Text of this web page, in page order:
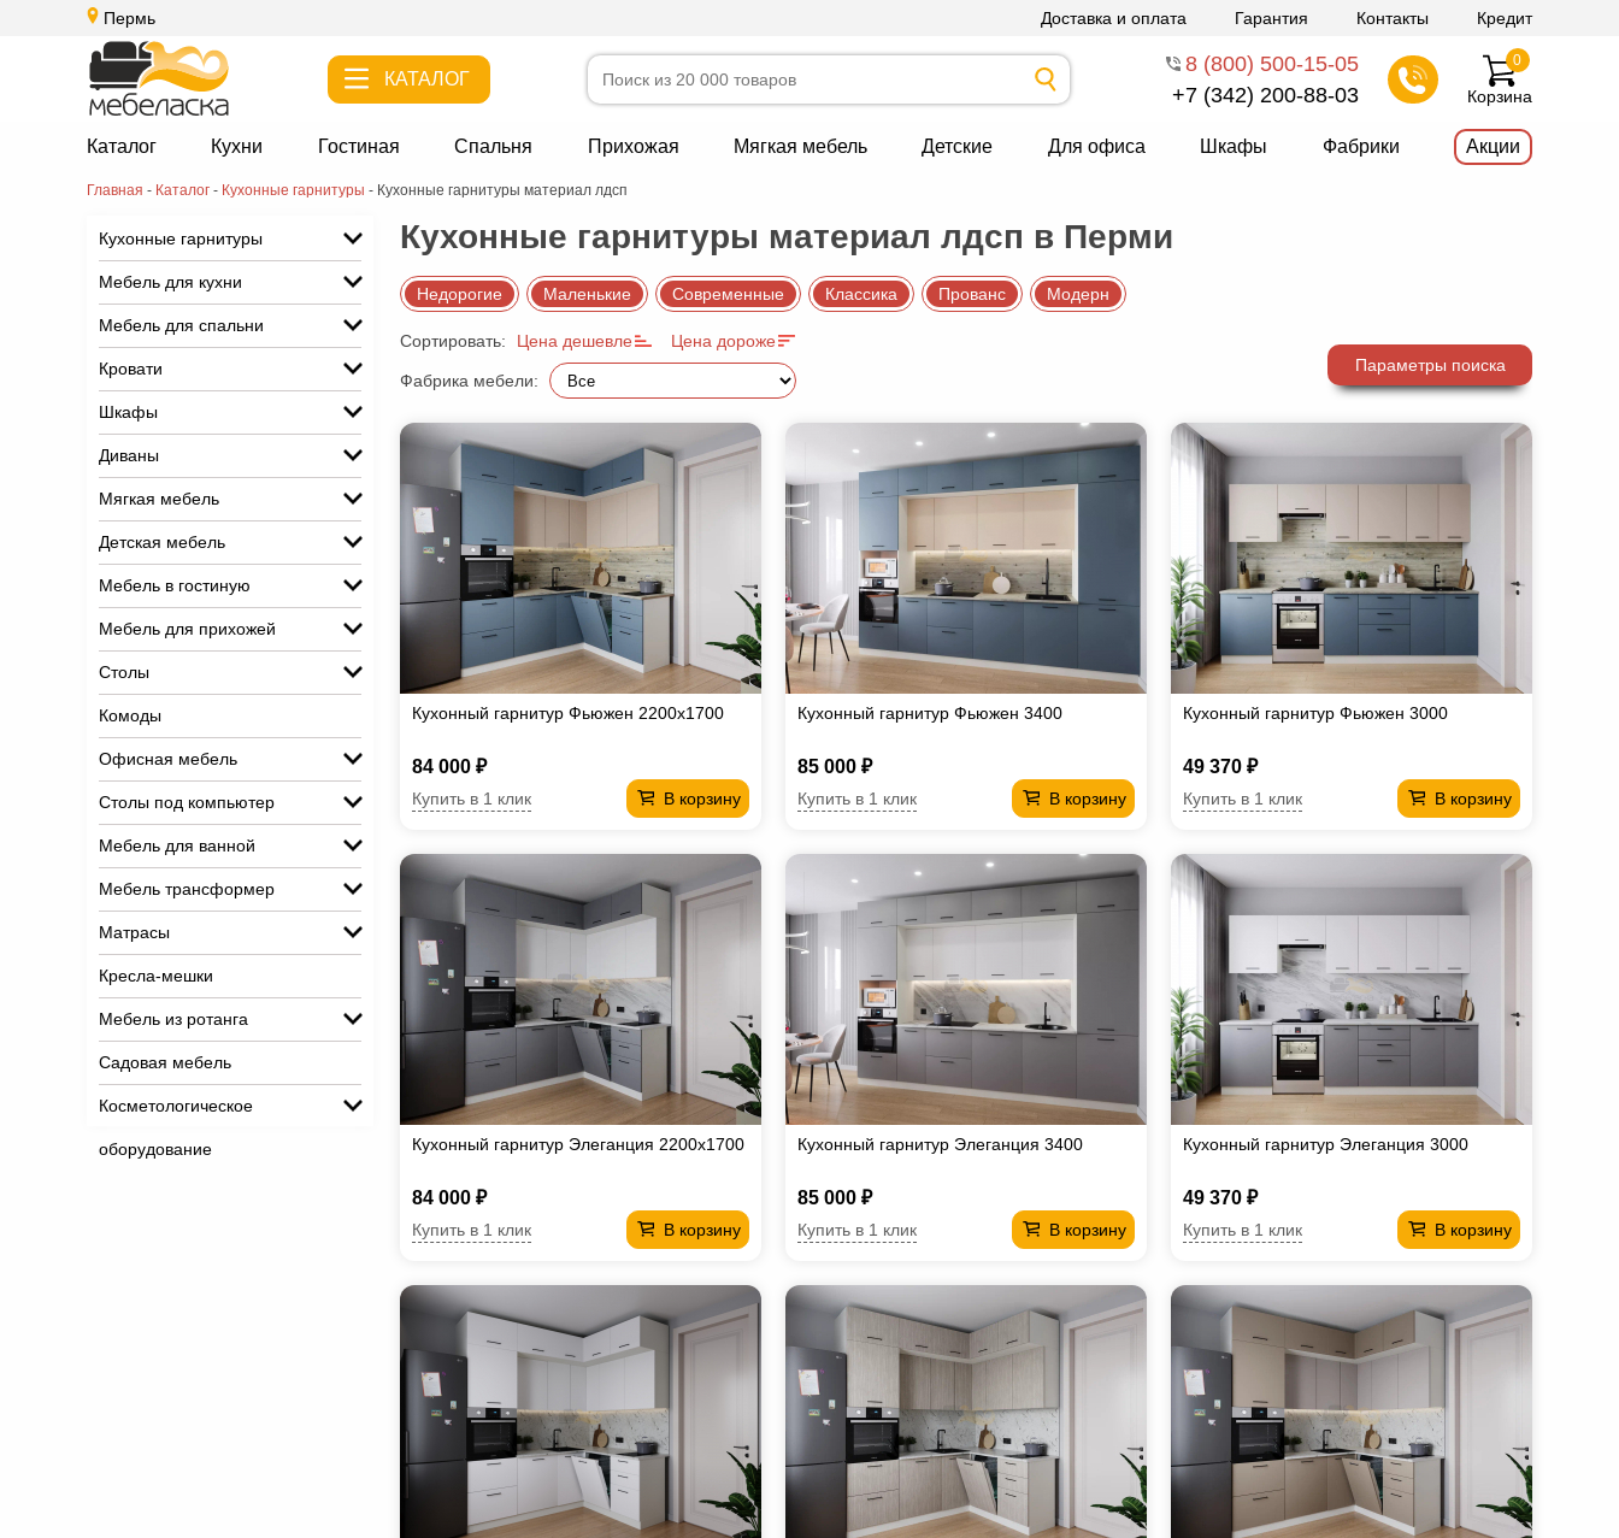
Пермь Доставка и оплата Гарантия Контакты Кредит
КАТАЛОГ
8 (800) 500-15-05
+7 (342) 200-88-03
Корзина
0
Каталог Кухни Гостиная Спальня Прихожая Мягкая мебель Детские Для офиса Шкафы Фабрики Акции
Главная - Каталог - Кухонные гарнитуры - Кухонные гарнитуры материал лдсп
Кухонные гарнитуры
Мебель для кухни
Мебель для спальни
Кровати
Шкафы
Диваны
Мягкая мебель
Детская мебель
Мебель в гостиную
Мебель для прихожей
Столы
Комоды
Офисная мебель
Столы под компьютер
Мебель для ванной
Мебель трансформер
Матрасы
Кресла-мешки
Мебель из ротанга
Садовая мебель
Косметологическое
оборудование
Кухонные гарнитуры материал лдсп в Перми
Недорогие Маленькие Современные Классика Прованс Модерн
Сортировать: Цена дешевле Цена дороже
Фабрика мебели:
Параметры поиска
Кухонный гарнитур Фьюжен 2200х1700
84 000 ₽
В корзину
Купить в 1 клик
Кухонный гарнитур Фьюжен 3400
85 000 ₽
В корзину
Купить в 1 клик
Кухонный гарнитур Фьюжен 3000
49 370 ₽
В корзину
Купить в 1 клик
Кухонный гарнитур Элеганция 2200х1700
84 000 ₽
В корзину
Купить в 1 клик
Кухонный гарнитур Элеганция 3400
85 000 ₽
В корзину
Купить в 1 клик
Кухонный гарнитур Элеганция 3000
49 370 ₽
В корзину
Купить в 1 клик